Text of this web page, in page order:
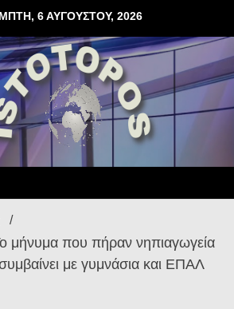
6 ΑΥΓΟΎΣΤΟΥ, 2026
, ειδήσεις
μήνυμα που πήραν νηπιαγωγεία
με γυμνάσια και ΕΠΑΛ